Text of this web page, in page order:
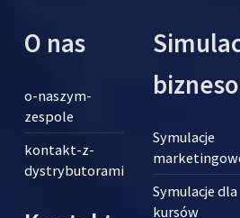
O nas
o-naszym-
zespole
kontakt-z-
dystrybutorami
Symulacje
Symulacje dla
kursów